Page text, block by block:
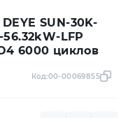
SUN-30K-
56.32kW-LFP
6000 циклов
Код:00-00069855